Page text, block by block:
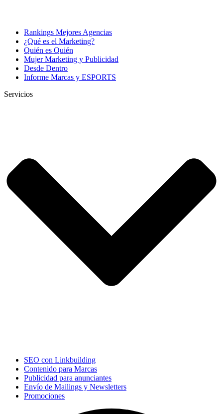
Rankings Mejores Agencias
¿Qué es el Marketing?
Quién es Quién
Mujer Marketing y Publicidad
Desde Dentro
Informe Marcas y ESPORTS
Servicios
SEO con Linkbuilding
Contenido para Marcas
Publicidad para anunciantes
Envío de Mailings y Newsletters
Promociones